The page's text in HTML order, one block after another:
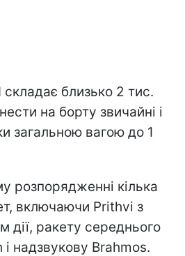
складає близько 2 тис.
на борту звичайні і
загальною вагою до 1
розпорядженні кілька
включаючи Prithvi з
дії, ракету середнього
і надзвукову Brahmos.